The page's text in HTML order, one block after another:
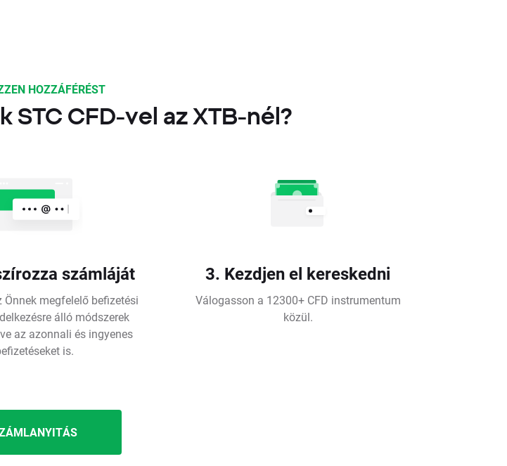
HOZZÁFÉRÉST
STC CFD-vel az XTB-nél?
számláját
Önnek megfelelő befizetési
álló módszerek
az azonnali és ingyenes
is.
3. Kezdjen el kereskedni
Válogasson a 12300+ CFD instrumentum
közül.